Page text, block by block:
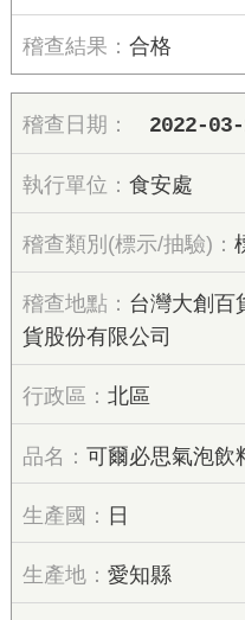
合格
2022-
食安處
台灣大創百
貨股份有限公司
北區
可爾必思氣泡飲
日
愛知縣